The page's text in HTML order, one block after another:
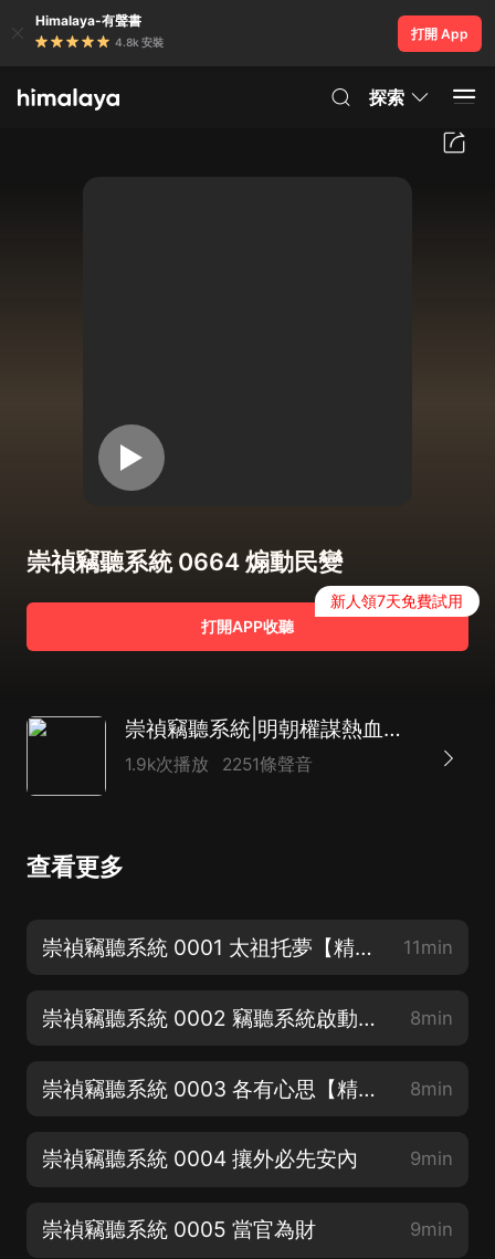
Himalaya-有聲書
4.8k 安裝
打開 App
探索
崇禎竊聽系統 0664 煽動民變
打開APP收聽
新人領7天免費試用
崇禎竊聽系統|明朝權謀熱血種田|起點爆款|精品多播
1.9k次播放 2251條聲音
查看更多
崇禎竊聽系統 0001 太祖托夢【精品多播求訂閱】 11min
崇禎竊聽系統 0002 竊聽系統啟動【精品好書求點讚】 8min
崇禎竊聽系統 0003 各有心思【精品爆更求月票】 8min
崇禎竊聽系統 0004 攘外必先安內 9min
崇禎竊聽系統 0005 當官為財 9min